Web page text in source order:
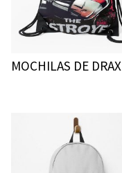
MOCHILAS DE DRAX